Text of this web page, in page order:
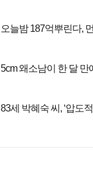
오늘밤 187억뿌린다,
5cm 왜소남이 한 달 만
83세 박혜숙 씨, ‘압도